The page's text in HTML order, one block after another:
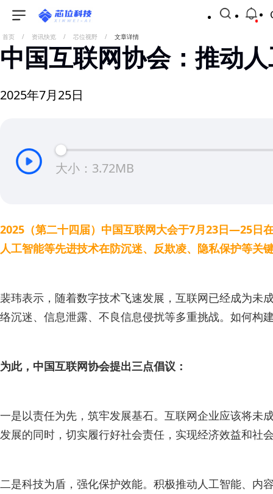
首页 / 资讯快览 / 芯位视野 / 文章详情
中国互联网协会：推动
2025年7月25日
大小：3.72MB
2025（第二十四届）中国互联网大会于7月23日—25日
人工智能等先进技术在防沉迷、反欺凌、隐私保护等关
裴玮表示，随着数字技术飞速发展，互联网已经成为未
络沉迷、信息泄露、不良信息侵扰等多重挑战。如何构
为此，中国互联网协会提出三点倡议：
一是以责任为先，筑牢发展基石。互联网企业应该将未
发展的同时，切实履行好社会责任，实现经济效益和社
二是科技为盾，强化保护效能。积极推动人工智能、内